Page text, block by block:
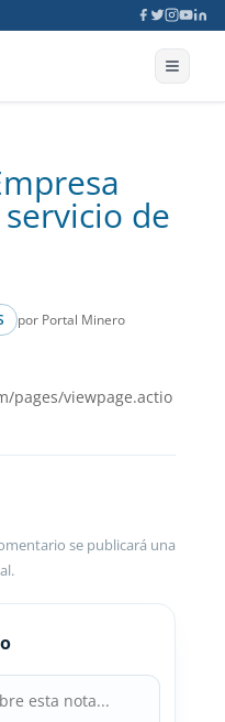
de
por Portal Minero
pages/viewpage.actio
se publicará una